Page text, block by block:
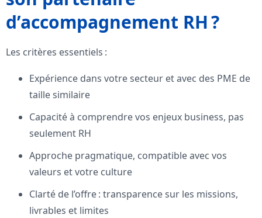
d’accompagnement RH ?
Les critères essentiels :
Expérience dans votre secteur et avec des PME de
taille similaire
Capacité à comprendre vos enjeux business, pas
seulement RH
Approche pragmatique, compatible avec vos
valeurs et votre culture
Clarté de l’offre : transparence sur les missions,
livrables et limites